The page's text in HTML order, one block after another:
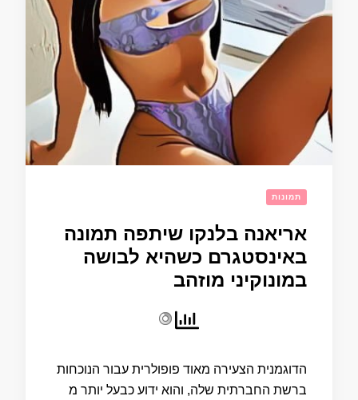
תמונות
אריאנה בלנקו שיתפה תמונה
באינסטגרם כשהיא לבושה
במונוקיני מוזהב
הדוגמנית הצעירה מאוד פופולרית עבור הנוכחות
ברשת החברתית שלה, והוא ידוע כבעל יותר מ